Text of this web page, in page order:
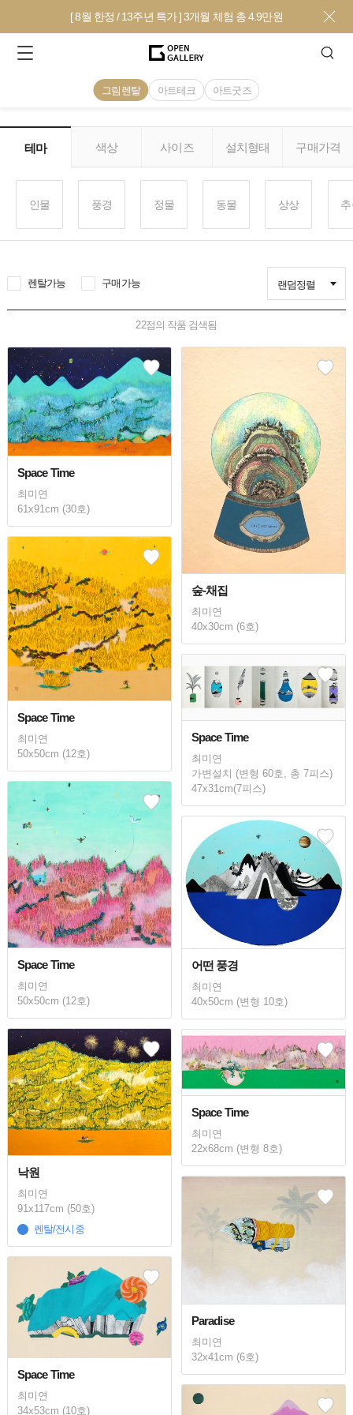
[ 8월 한정 / 13주년 특가 ] 3개월 체험 총 4.9만원
그림렌탈 아트테크 아트굿즈
테마 색상 사이즈 설치형태 구매가격
인물 풍경 정물 동물 상상
렌탈가능 구매가능 랜덤정렬
22점의 작품 검색됨
Space Time
최미연
61x91cm (30호)
숲-채집
최미연
40x30cm (6호)
Space Time
최미연
50x50cm (12호)
Space Time
최미연
가변설치 (변형 60호, 총 7피스)
47x31cm(7피스)
Space Time
최미연
50x50cm (12호)
어떤 풍경
최미연
40x50cm (변형 10호)
낙원
최미연
91x117cm (50호)
렌탈/전시중
Space Time
최미연
22x68cm (변형 8호)
Paradise
최미연
32x41cm (6호)
Space Time
최미연
34x53cm (10호)